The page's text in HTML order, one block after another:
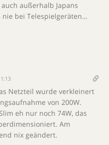
außerhalb Japans
nie bei Telespielgeräten…
Netzteil wurde verkleinert
von 200W.
eh nur noch 74W, das
Am
nix geändert.